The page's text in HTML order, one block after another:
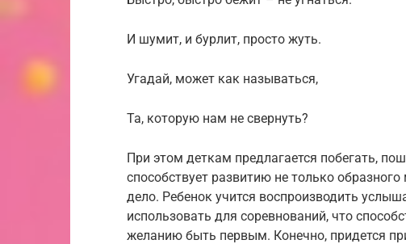
И шумит, и бурлит, просто жуть.
Угадай, может как называться,
Та, которую нам не свернуть?
При этом деткам предлагается побегать,
способствует развитию не только
дело. Ребенок учится воспроизводить
использовать для соревнований, что
желанию быть первым. Конечно, придется